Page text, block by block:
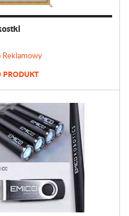
Reklamowy
PRODUKT